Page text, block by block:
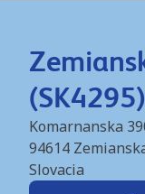
(SK4295)
Komarnanska
94614
Slovacia